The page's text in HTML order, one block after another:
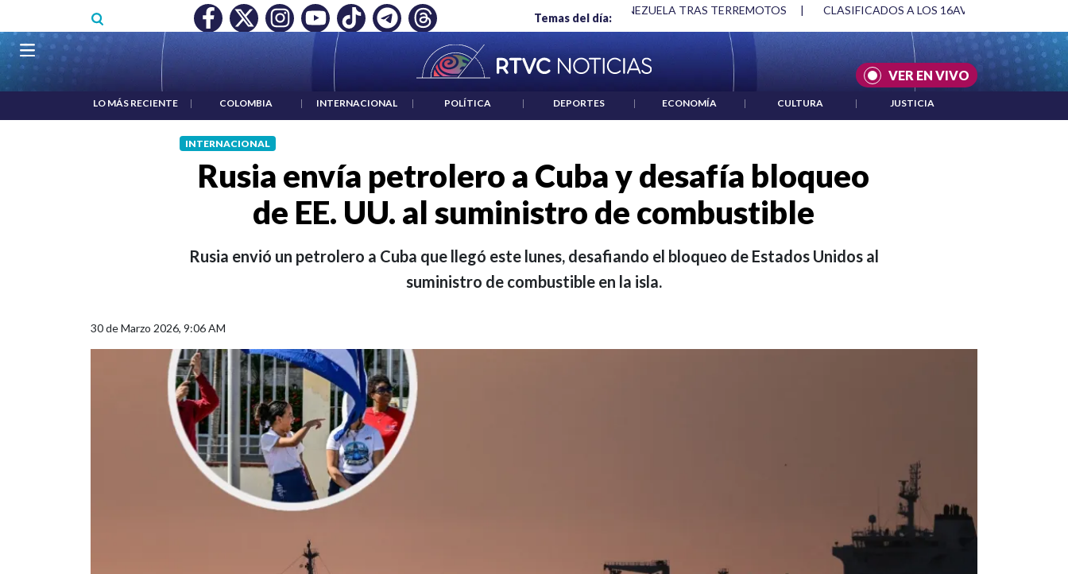
Temas del día:
DE LA ESPRIELLA Y DMG ACUERDOS ENTRE ESTADOS UNIDOS E IRÁN CIFRA DE MUERTOS EN VENEZUELA TRAS TERREMOTOS | CLASIFICADOS A LOS 16AVOS DE FINAL DEL
VER EN VIVO
Navegación principal
LO MÁS RECIENTE | COLOMBIA | INTERNACIONAL | POLÍTICA | DEPORTES | ECONOMÍA | CULTURA | JUSTICIA
INTERNACIONAL
Rusia envía petrolero a Cuba y desafía bloqueo
de EE. UU. al suministro de combustible
Rusia envió un petrolero a Cuba que llegó este lunes, desafiando el bloqueo de Estados Unidos al
suministro de combustible en la isla.
30 de Marzo 2026, 9:06 AM